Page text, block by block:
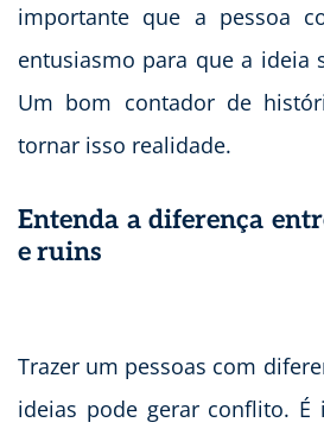
importante que a pessoa
entusiasmo para que a ideia
Um bom contador de
tornar isso realidade.
Entenda a diferença
e ruins
Trazer um pessoas com
ideias pode gerar conflito. É